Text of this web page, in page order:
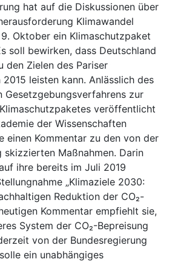
hat auf die Diskussionen über
Klimawandel
Oktober ein Klimaschutzpaket
soll bewirken, dass Deutschland
den Zielen des Pariser
leisten kann. Anlässlich des
Gesetzgebungsverfahrens zur
veröffentlicht
der Wissenschaften
einen Kommentar zu den von der
skizzierten Maßnahmen. Darin
ihre bereits im Juli 2019
„Klimaziele 2030:
Reduktion der CO₂-
Kommentar empfiehlt sie,
System der CO₂-Bepreisung
von der Bundesregierung
ein unabhängiges